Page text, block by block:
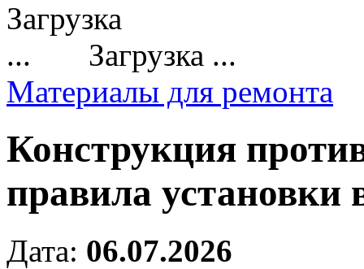
Загрузка ...
Материалы для ремонта
Конструкция
правила установки
Дата: 06.07.2026